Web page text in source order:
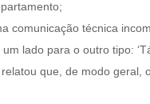
comunicação técnica
um lado para o outro tipo:
que, de modo geral,